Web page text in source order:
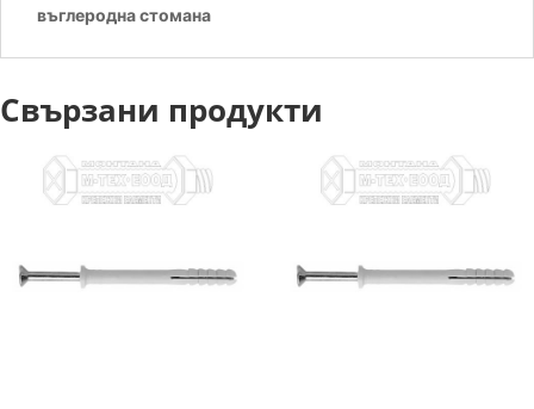
въглеродна стомана
Свързани продукти